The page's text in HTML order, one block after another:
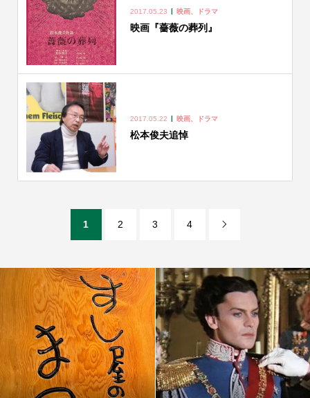
2017.05.23 映画、ドラマ
映画『薔薇の葬列』
2017.05.22 映画、ドラマ
松本俊夫追悼
1 2 3 4 